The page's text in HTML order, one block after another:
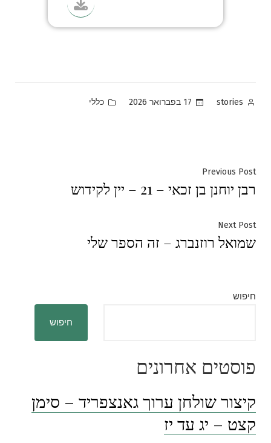
Posted
stories 17 בפברואר 2026
Posted
כללי
ניווט
Previous Post
post:
רבן יוחנן בן זכאי – 21 – יין לקידוש
Next Post
post:
שמואל רוזנברג – זה הספר שלי
חיפוש
חיפוש
פוסטים אחרונים
קיצור שולחן ערוך גאנצפריד – סימן
קצט – יג עד יז